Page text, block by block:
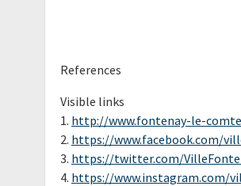
References
Visible links
1. http://www.fontenay-le-
2. https://www.facebook.com/
3. https://twitter.com/
4. https://www.instagram.com/